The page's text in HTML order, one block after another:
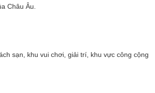
Châu Âu.
sạn, khu vui chơi, giải trí, khu vực công cộng